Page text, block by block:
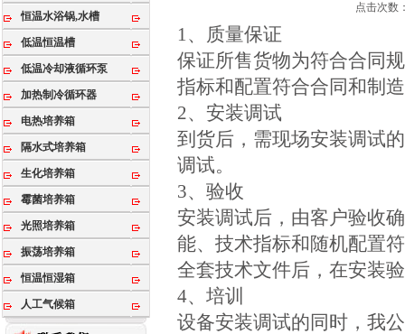
恒温水浴锅,水槽
低温恒温槽
低温冷却液循环泵
加热制冷循环器
电热培养箱
隔水式培养箱
生化培养箱
霉菌培养箱
光照培养箱
振荡培养箱
恒温恒湿箱
人工气候箱
点击次数
1、质量保证
保证所售货物为符合合同
指标和配置符合合同和制
2、安装调试
到货后，需现场安装调试
调试。
3、验收
安装调试后，由客户验收
能、技术指标和随机配置
全套技术文件后，在安装
4、培训
设备安装调试的同时，我